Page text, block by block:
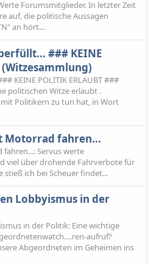
Forumsmitglieder. In letzter Zeit
auf, die politische Aussagen
an hört...
### KEINE
(Witzesammlung)
KEINE POLITIK ERLAUBT ###
politischen Witze erlaubt .
Politikern zu tun hat, in Wort
Motorrad fahren...
Servus werte
viel über drohende Fahrverbote für
ich bei Scheuer findet...
Lobbyismus in der
in der Politik: Eine wichtige
aufruf?
Abgeordneten im Geheimen ins